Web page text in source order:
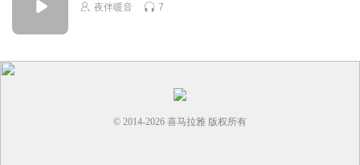
夜伴暖音 7
© 2014-2026 喜马拉雅 版权所有